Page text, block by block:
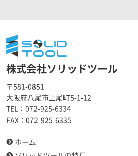
株式会社ソリッドツール
〒581-0851
大阪府八尾市上尾町5-1-12
TEL： 072-925-6334
FAX： 072-925-6335
ホーム